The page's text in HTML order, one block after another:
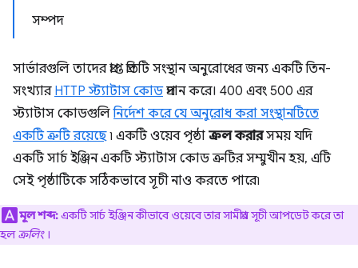
সম্পদ
সার্ভারগুলি তাদের প্রাপ্ত প্রতিটি সংস্থান অনুরোধের জন্য একটি তিন-
সংখ্যার HTTP স্ট্যাটাস কোডপ্রদান করে। 400 এবং 500 এর
স্ট্যাটাস কোডগুলিনির্দেশ করে যে অনুরোধ করা সংস্থানটিতে
একটি ত্রুটি রয়েছে৷ একটি ওয়েব পৃষ্ঠা ক্রল করারসময় যদি
একটি সার্চ ইঞ্জিন একটি স্ট্যাটাস কোড ত্রুটির সম্মুখীন হয়, এটি
সেই পৃষ্ঠাটিকে সঠিকভাবে সূচী নাও করতে পারে৷
মূল শব্দ:একটি সার্চ ইঞ্জিন কীভাবে ওয়েবে তার সামগ্রীর সূচী আপডেট করে তা
হলক্রলিং।